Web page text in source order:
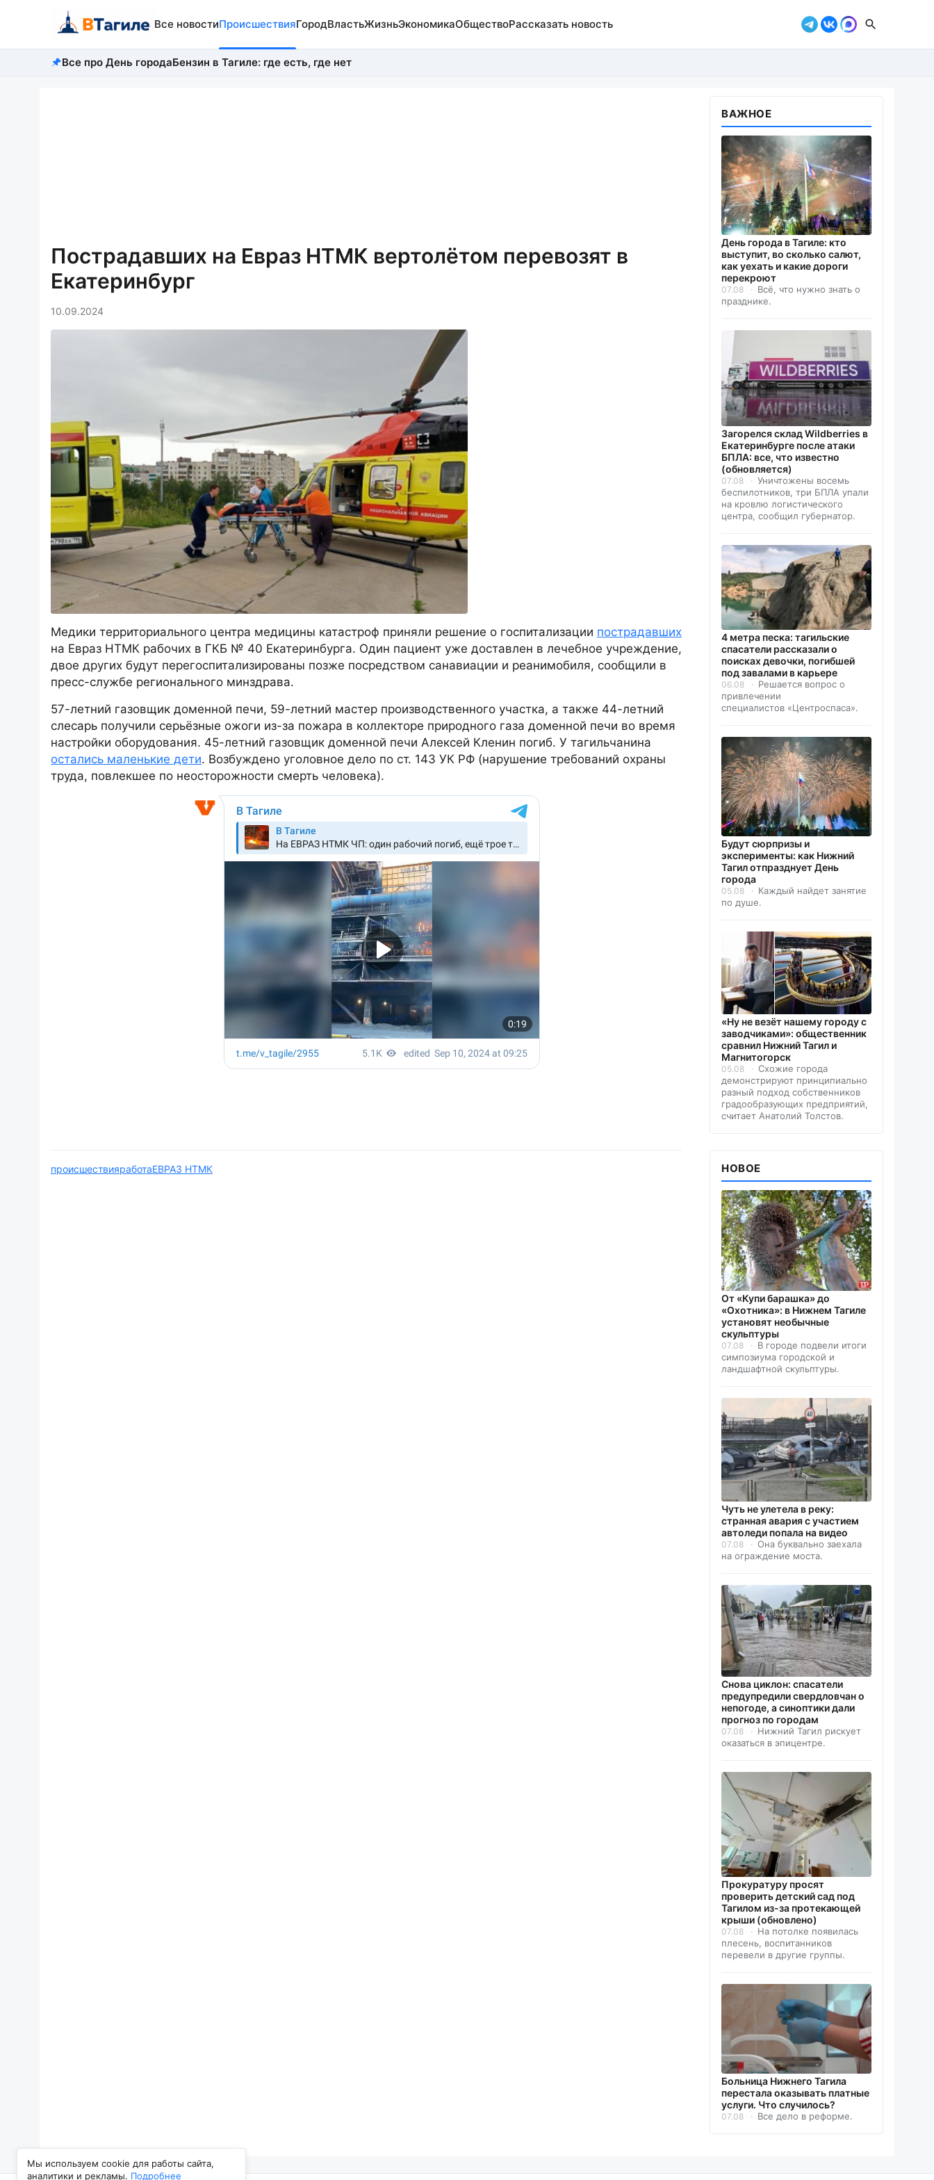
Мы используем cookie для работы сайта,
аналитики и рекламы. Подробнее
Все новостиПроисшествияГородВластьЖизньЭкономикаОбществоРассказать новость
Все про День городаБензин в Тагиле: где есть, где нет
Пострадавших на Евраз НТМК вертолётом перевозят в
Екатеринбург
10.09.2024
Медики территориального центра медицины катастроф приняли решение о госпитализации пострадавших
на Евраз НТМК рабочих в ГКБ № 40 Екатеринбурга. Один пациент уже доставлен в лечебное учреждение,
двое других будут перегоспитализированы позже посредством санавиации и реанимобиля, сообщили в
пресс-службе регионального минздрава.
57-летний газовщик доменной печи, 59-летний мастер производственного участка, а также 44-летний
слесарь получили серьёзные ожоги из-за пожара в коллекторе природного газа доменной печи во время
настройки оборудования. 45-летний газовщик доменной печи Алексей Кленин погиб. У тагильчанина
остались маленькие дети. Возбуждено уголовное дело по ст. 143 УК РФ (нарушение требований охраны
труда, повлекшее по неосторожности смерть человека).
происшествияработаЕВРАЗ НТМК
ВАЖНОЕ
День города в Тагиле: кто
выступит, во сколько салют,
как уехать и какие дороги
перекроют
07.08
Всё, что нужно знать о
празднике.
Загорелся склад Wildberries в
Екатеринбурге после атаки
БПЛА: все, что известно
(обновляется)
07.08
Уничтожены восемь
беспилотников, три БПЛА упали
на кровлю логистического
центра, сообщил губернатор.
4 метра песка: тагильские
спасатели рассказали о
поисках девочки, погибшей
под завалами в карьере
06.08
Решается вопрос о
привлечении
специалистов «Центроспаса».
Будут сюрпризы и
эксперименты: как Нижний
Тагил отпразднует День
города
05.08
Каждый найдет занятие
по душе.
«Ну не везёт нашему городу с
заводчиками»: общественник
сравнил Нижний Тагил и
Магнитогорск
05.08
Схожие города
демонстрируют принципиально
разный подход собственников
градообразующих предприятий,
считает Анатолий Толстов.
НОВОЕ
От «Купи барашка» до
«Охотника»: в Нижнем Тагиле
установят необычные
скульптуры
07.08
В городе подвели итоги
симпозиума городской и
ландшафтной скульптуры.
Чуть не улетела в реку:
странная авария с участием
автоледи попала на видео
07.08
Она буквально заехала
на ограждение моста.
Снова циклон: спасатели
предупредили свердловчан о
непогоде, а синоптики дали
прогноз по городам
07.08
Нижний Тагил рискует
оказаться в эпицентре.
Прокуратуру просят
проверить детский сад под
Тагилом из-за протекающей
крыши (обновлено)
07.08
На потолке появилась
плесень, воспитанников
перевели в другие группы.
Больница Нижнего Тагила
перестала оказывать платные
услуги. Что случилось?
07.08 Все дело в реформе.